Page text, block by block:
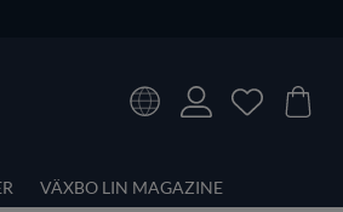
VÄXBO LIN MAGAZINE